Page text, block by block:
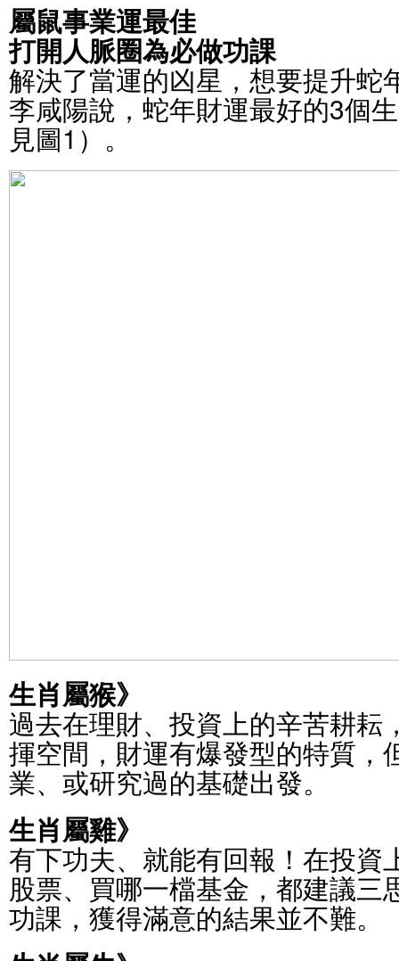
屬鼠事業運最佳
打開人脈圈為必做功課
解決了當運的凶星，想要提升蛇
李咸陽說，蛇年財運最好的3個
見圖1）。
生肖屬猴》
過去在理財、投資上的辛苦耕耘
揮空間，財運有爆發型的特質，
業、或研究過的基礎出發。
生肖屬雞》
有下功夫、就能有回報！在投資
股票、買哪一檔基金，都建議三
功課，獲得滿意的結果並不難。